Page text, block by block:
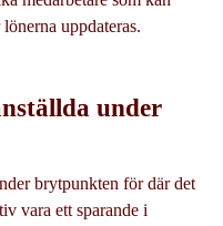
uppdateras.
under
brytpunkten för där det
vara ett sparande i